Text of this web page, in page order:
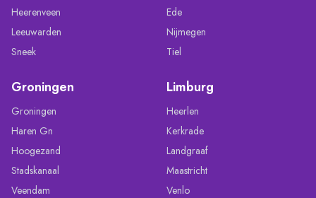
Heerenveen
Leeuwarden
Sneek
Ede
Nijmegen
Tiel
Groningen
Groningen
Haren Gn
Hoogezand
Stadskanaal
Veendam
Limburg
Heerlen
Kerkrade
Landgraaf
Maastricht
Venlo